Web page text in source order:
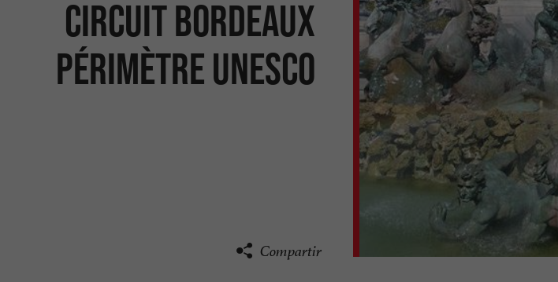
Circuit Bordeaux
périmètre UNESCO
Compartir